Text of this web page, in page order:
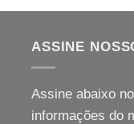
ASSINE
Assine abaixo
informações do